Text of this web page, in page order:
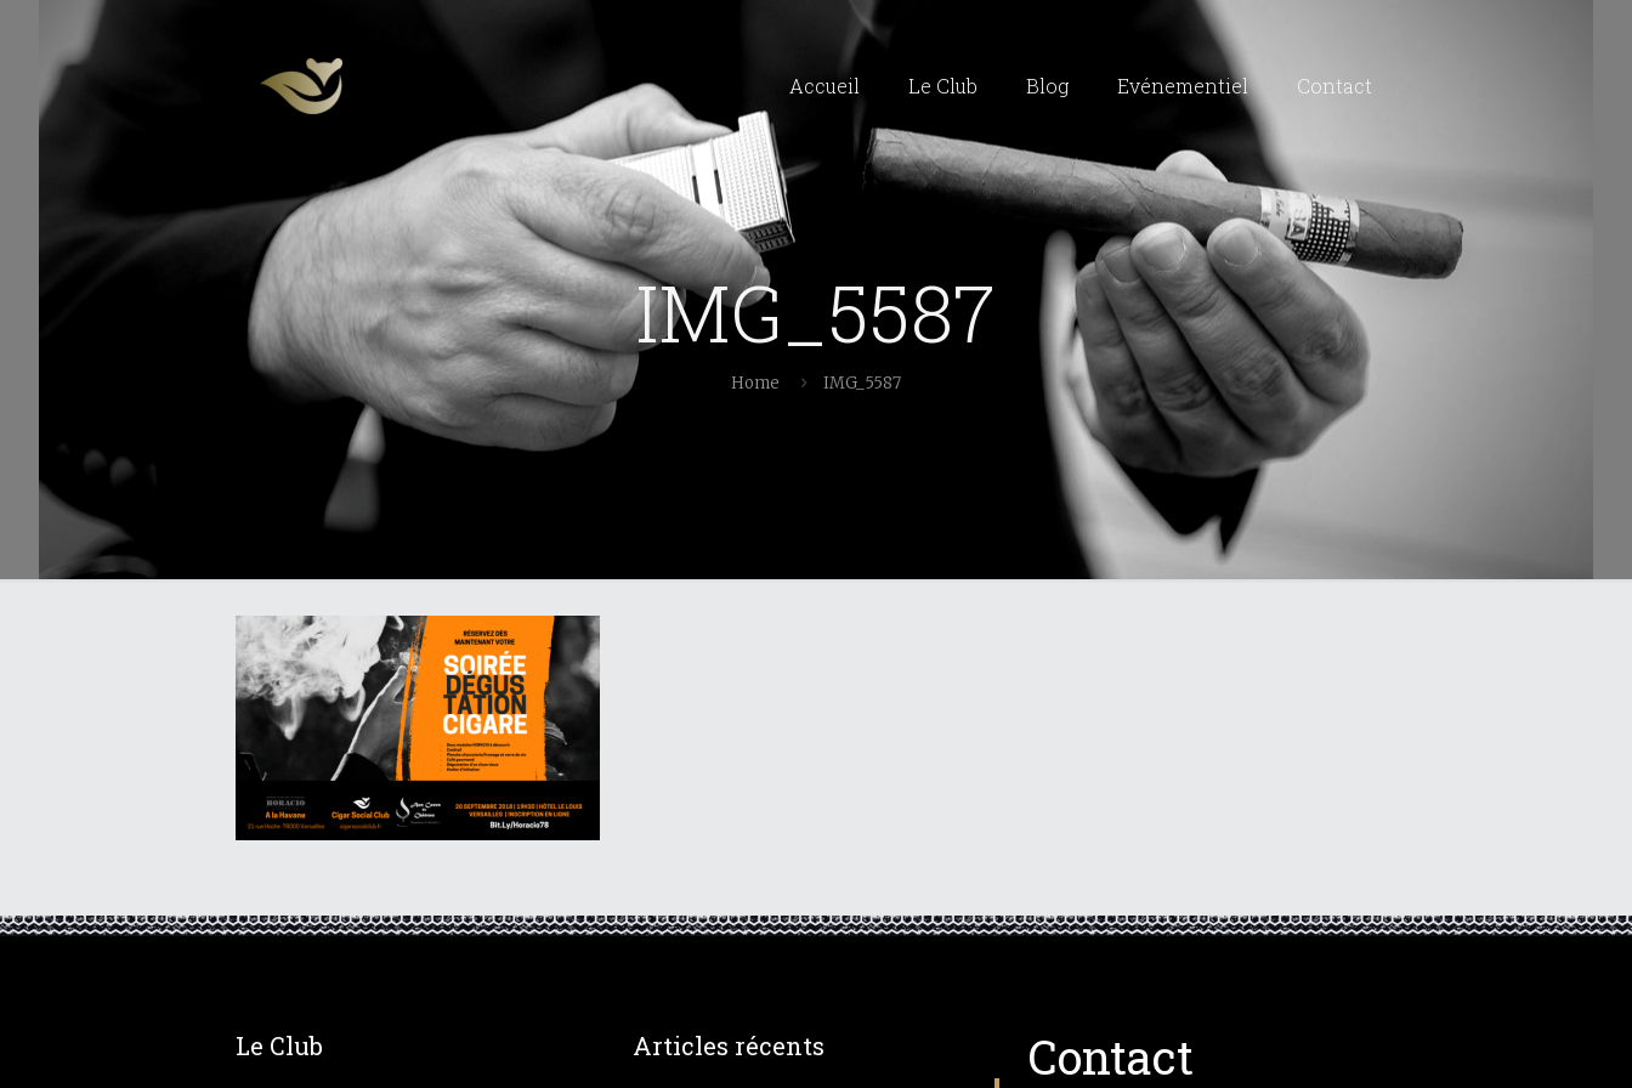
Accueil Le Club Blog Evénementiel Contact
IMG_5587
Home IMG_5587
Le Club Articles récents Contact